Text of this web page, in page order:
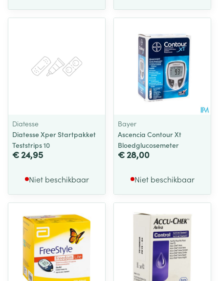
Diatesse
Diatesse Xper Startpakket
Teststrips 10
€ 24,95
Niet beschikbaar
Bayer
Ascencia Contour Xt
Bloedglucosemeter
€ 28,00
Niet beschikbaar